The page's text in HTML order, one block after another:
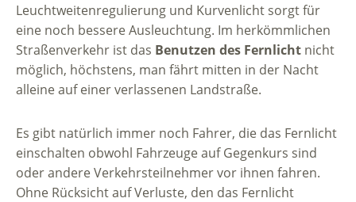
Leuchtweitenregulierung und Kurvenlicht sorgt für
eine noch bessere Ausleuchtung. Im herkömmlichen
Straßenverkehr ist das Benutzen des Fernlicht nicht
möglich, höchstens, man fährt mitten in der Nacht
alleine auf einer verlassenen Landstraße.
Es gibt natürlich immer noch Fahrer, die das Fernlicht
einschalten obwohl Fahrzeuge auf Gegenkurs sind
oder andere Verkehrsteilnehmer vor ihnen fahren.
Ohne Rücksicht auf Verluste, den das Fernlicht